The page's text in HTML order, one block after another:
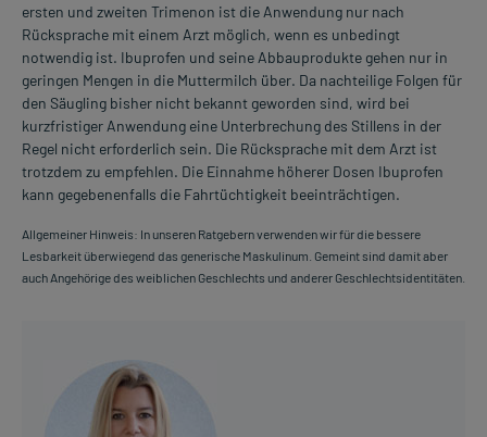
ersten und zweiten Trimenon ist die Anwendung nur nach
Rücksprache mit einem Arzt möglich, wenn es unbedingt
notwendig ist. Ibuprofen und seine Abbauprodukte gehen nur in
geringen Mengen in die Muttermilch über. Da nachteilige Folgen für
den Säugling bisher nicht bekannt geworden sind, wird bei
kurzfristiger Anwendung eine Unterbrechung des Stillens in der
Regel nicht erforderlich sein. Die Rücksprache mit dem Arzt ist
trotzdem zu empfehlen. Die Einnahme höherer Dosen Ibuprofen
kann gegebenenfalls die Fahrtüchtigkeit beeinträchtigen.
Allgemeiner Hinweis: In unseren Ratgebern verwenden wir für die bessere
Lesbarkeit überwiegend das generische Maskulinum. Gemeint sind damit aber
auch Angehörige des weiblichen Geschlechts und anderer Geschlechtsidentitäten.